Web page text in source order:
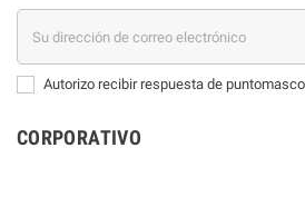
Autorizo recibir respuesta de
CORPORATIVO